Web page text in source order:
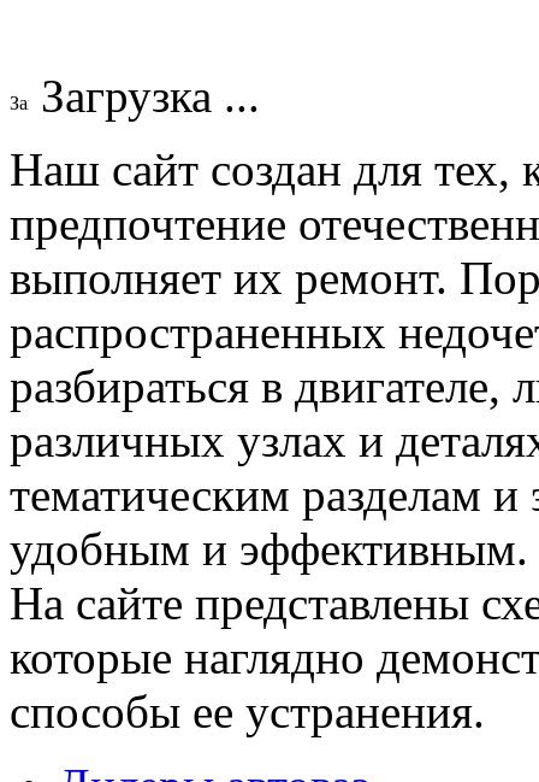
Загрузка ...
Наш сайт создан для тех,
предпочтение
выполняет их ремонт.
распространенных
разбираться в двигателе,
различных узлах и
тематическим разделам и
удобным и эффективным.
На сайте представлены
которые наглядно
способы ее устранения.